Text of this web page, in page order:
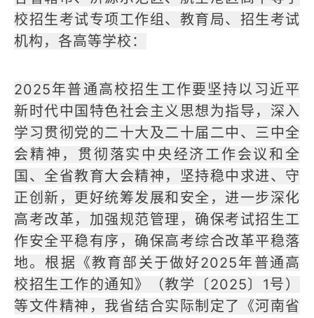
校招生考试专项工作组、教育局、招生考试
机构，各高等学校：
2025年普通高校招生工作要坚持以习近平
新时代中国特色社会主义思想为指导，深入
学习贯彻党的二十大及二十届二中、三中全
会精神，贯彻落实中央经济工作会议和全
国、全省教育大会精神，坚持稳中求进、守
正创新，更好统筹发展和安全，进一步深化
高考改革，加强规范管理，确保考试招生工
作安全平稳有序，确保高考综合改革平稳落
地。根据《教育部关于做好2025年普通高
校招生工作的通知》（教学〔2025〕1号）
等文件精神，我省结合实际制定了《河南省